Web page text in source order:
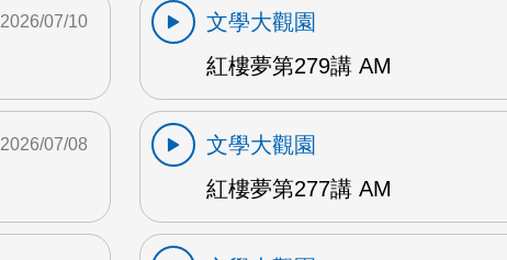
2026/07/10
文學大觀園
紅樓夢第279講 AM
2026/07/08
文學大觀園
紅樓夢第277講 AM